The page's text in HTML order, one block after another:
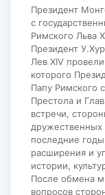
Президент
с
Римского Льва
Президент
Лев XIV
которого
Папу Римского
Престола и
встречи,
дружественных
последние
расширения и
истории,
После обмена
вопросов